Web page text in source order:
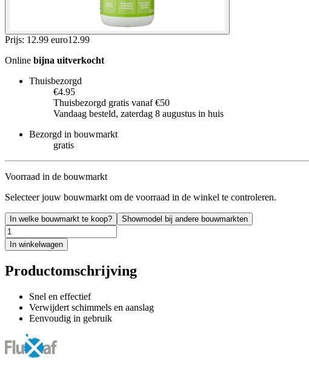
Prijs: 12.99 euro12.99
Online bijna uitverkocht
Thuisbezorgd
€4.95
Thuisbezorgd gratis vanaf €50
Vandaag besteld, zaterdag 8 augustus in huis
Bezorgd in bouwmarkt
gratis
Voorraad in de bouwmarkt
Selecteer jouw bouwmarkt om de voorraad in de winkel te controleren.
In welke bouwmarkt te koop? Showmodel bij andere bouwmarkten
In winkelwagen
Productomschrijving
Snel en effectief
Verwijdert schimmels en aanslag
Eenvoudig in gebruik